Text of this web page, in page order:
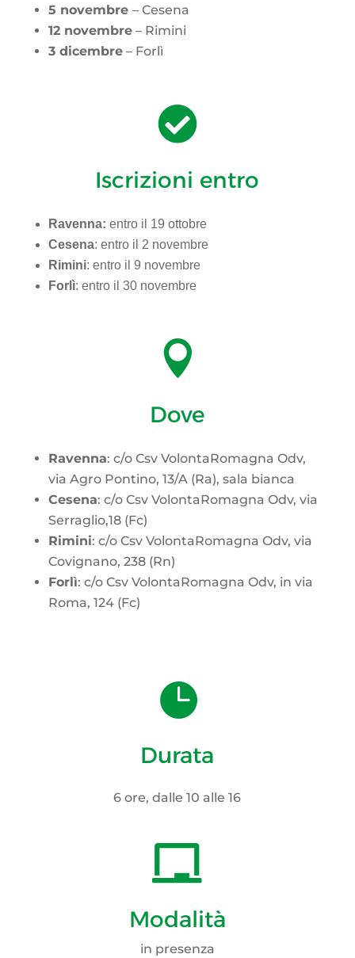
5 novembre – Cesena
12 novembre– Rimini
3 dicembre– Forlì

Iscrizioni entro
Ravenna: entro il 19 ottobre
Cesena: entro il 2 novembre
Rimini: entro il 9 novembre
Forlì: entro il 30 novembre

Dove
Ravenna: c/o Csv VolontaRomagna Odv,
via Agro Pontino, 13/A (Ra), sala bianca
Cesena: c/o Csv VolontaRomagna Odv, via
Serraglio,18 (Fc)
Rimini: c/o Csv VolontaRomagna Odv, via
Covignano, 238 (Rn)
Forlì: c/o Csv VolontaRomagna Odv, in via
Roma, 124 (Fc)

Durata
6 ore, dalle 10 alle 16

Modalità
in presenza